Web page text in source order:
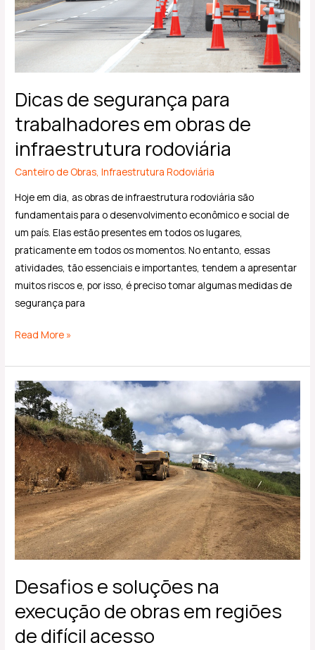
Dicas de segurança para
trabalhadores em obras de
infraestrutura rodoviária
Canteiro de Obras,Infraestrutura Rodoviária
Hoje em dia, as obras de infraestrutura rodoviária são
fundamentais para o desenvolvimento econômico e social de
um país. Elas estão presentes em todos os lugares,
praticamente em todos os momentos. No entanto, essas
atividades, tão essenciais e importantes, tendem a apresentar
muitos riscos e, por isso, é preciso tomar algumas medidas de
segurança para
obras
de
infraestrutura
Read More »
Desafios e soluções na
execução de obras em regiões
de difícil acesso
Desafios
e
soluções
na
execução
de
obras
em
regiões
de
acesso